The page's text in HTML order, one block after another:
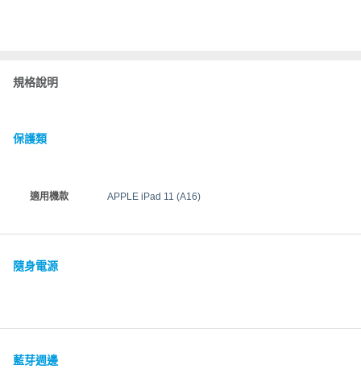
規格說明
保護類
適用機款 APPLE iPad 11 (A16)
隨身電源
藍芽週邊